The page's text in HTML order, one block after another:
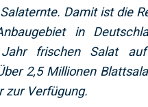
Damit ist die
in
frischen Salat
2,5 Millionen
zur Verfügung.